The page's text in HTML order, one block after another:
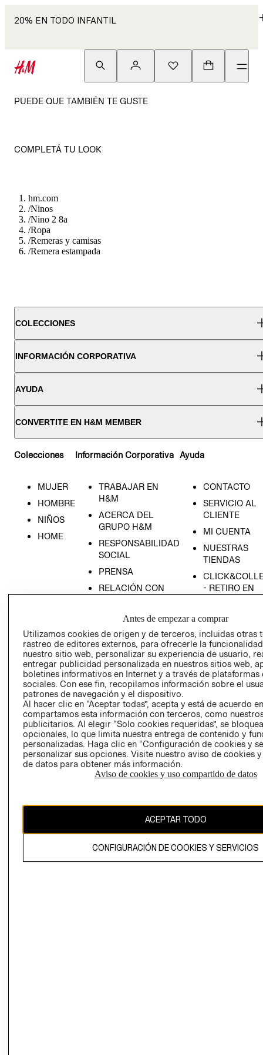
20% EN TODO INFANTIL
PUEDE QUE TAMBIÉN TE GUSTE
COMPLETÁ TU LOOK
hm.com
/Ninos
/Nino 2 8a
/Ropa
/Remeras y camisas
/Remera estampada
COLECCIONES
INFORMACIÓN CORPORATIVA
AYUDA
CONVERTITE EN H&M MEMBER
Colecciones
MUJER
HOMBRE
NIÑOS
HOME
Información Corporativa
TRABAJAR EN
H&M
ACERCA DEL
GRUPO H&M
RESPONSABILIDAD
SOCIAL
PRENSA
RELACIÓN CON
POLÍTICA
Ayuda
CONTACTO
SERVICIO AL
CLIENTE
MI CUENTA
NUESTRAS
TIENDAS
- RETIRO EN
TÉRMINOS Y
AVISO DE
PRIVACIDAD
GIFT CARD
AVISO DE
COOKIES
CAMBIAR REGIÓN
Antes de empezar a comprar
Utilizamos cookies de origen y de terceros, incluidas otras
rastreo de editores externos, para ofrecerle la
nuestro sitio web, personalizar su experiencia de usuario,
entregar publicidad personalizada en nuestros sitios web,
boletines informativos en Internet y a través de plataformas
sociales. Con ese fin, recopilamos información sobre el
patrones de navegación y el dispositivo.
Al hacer clic en “Aceptar todas”, acepta y está de acuerdo
compartamos esta información con terceros, como
publicitarios. Al elegir “Solo cookies requeridas”, se
opcionales, lo que limita nuestra entrega de contenido y
personalizadas. Haga clic en “Configuración de cookies y
personalizar sus opciones. Visite nuestro aviso de cookies
de datos para obtener más información.
Aviso de cookies y uso compartido de datos
ACEPTAR TODO
CONFIGURACIÓN DE COOKIES Y SERVICIOS